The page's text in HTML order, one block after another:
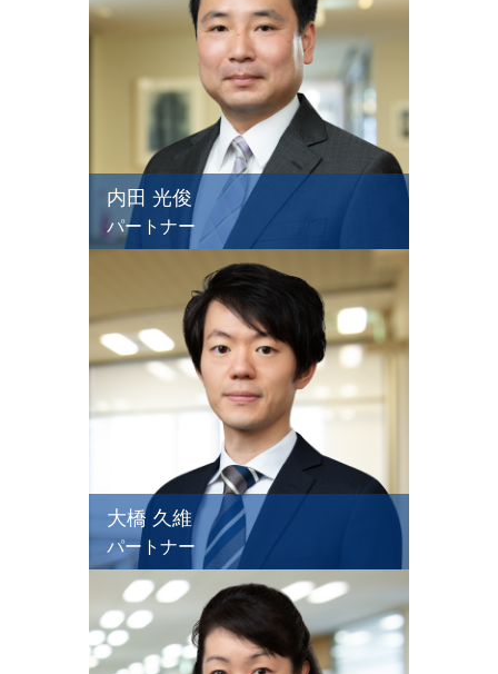
内田 光俊
パートナー
大橋 久維
パートナー